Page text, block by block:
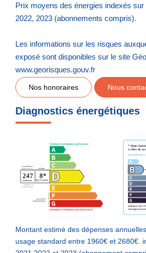
Prix moyens des énergies indexés sur
2022, 2023 (abonnements compris).
Les informations sur les risques
exposé sont disponibles sur le site
www.georisques.gouv.fr
Nos honoraires Nous
Diagnostics énergétiques
Montant estimé des dépenses
usage standard entre 1960€ et 2680€.